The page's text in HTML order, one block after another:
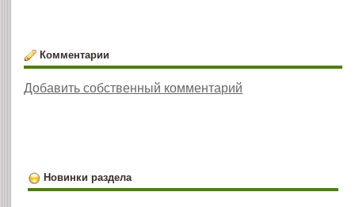
Комментарии
Добавить собственный комментарий
Новинки раздела